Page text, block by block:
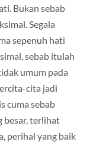
Bukan sebab
Segala
sepenuh hati
sebab itulah
umum pada
cita jadi
cuma sebab
besar, terlihat
perihal yang baik